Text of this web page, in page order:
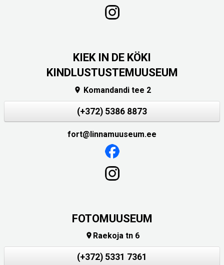
KIEK IN DE KÖKI
KINDLUSTUSTEMUUSEUM
 Komandandi tee 2
(+372) 5386 8873
fort@linnamuuseum.ee
FOTOMUUSEUM
 Raekoja tn 6
(+372) 5331 7361